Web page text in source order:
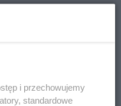
i przechowujemy
standardowe